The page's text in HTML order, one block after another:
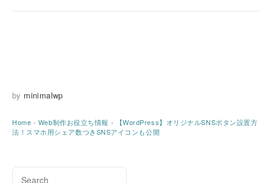
by minimalwp
Home › Web制作お役立ち情報 ›
【WordPress】オリジナルSNSボタン設置方
法！スマホ用シェア数つきSNSアイコンも公開